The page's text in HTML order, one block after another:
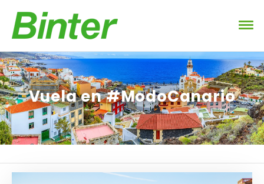
Vuela en #ModoCanario